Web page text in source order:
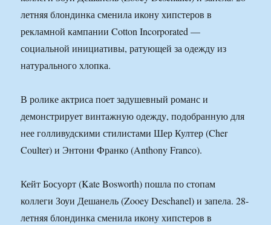
летняя блондинка сменила икону хипстеров в
рекламной кампании Cotton Incorporated —
социальной инициативы, ратующей за одежду из
натурального хлопка.
В ролике актриса поет задушевный романс и
демонстрирует винтажную одежду, подобранную для
нее голливудскими стилистами Шер Култер (Cher
Coulter) и Энтони Франко (Anthony Franco).
Кейт Босуорт (Kate Bosworth) пошла по стопам
коллеги Зоуи Дешанель (Zooey Deschanel) и запела. 28-
летняя блондинка сменила икону хипстеров в